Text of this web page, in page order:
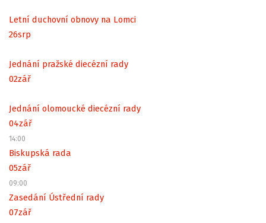
Letní duchovní obnovy na Lomci
26srp
Jednání pražské diecézní rady
02zář
Jednání olomoucké diecézní rady
04zář
14:00
Biskupská rada
05zář
09:00
Zasedání Ústřední rady
07zář